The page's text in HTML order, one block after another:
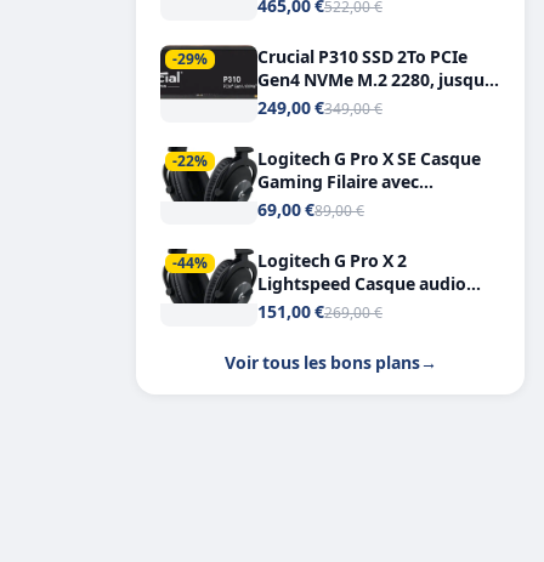
465,00 €522,00 €
-29%
Crucial P310 SSD 2To PCIe
Gen4 NVMe M.2 2280, jusqu’à
7.100 Mo/s
249,00 €349,00 €
-22%
Logitech G Pro X SE Casque
Gaming Filaire avec
Microphone Micro
7.1
69,00 €89,00 €
-44%
Logitech G Pro X 2
Lightspeed Casque audio
bluetooth
151,00 €269,00 €
Voir tous les bons plans→